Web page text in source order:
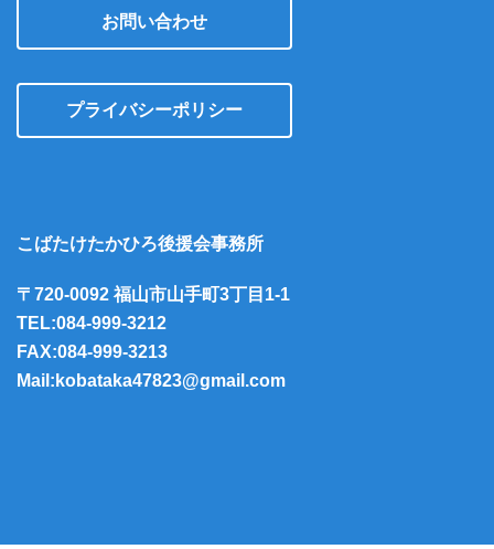
お問い合わせ
プライバシーポリシー
こばたけたかひろ後援会事務所
〒720-0092 福山市山手町3丁目1-1
TEL:084-999-3212
FAX:084-999-3213
Mail:kobataka47823@gmail.com